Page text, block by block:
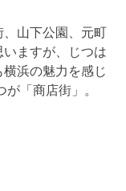
山下公園、元町
ますが、じつは
浜の魅力を感じ
「商店街」。